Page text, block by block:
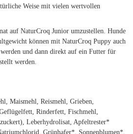
Weise mit vielen wertvollen
auf NaturCroq Junior umzustellen. Hunde
können mit NaturCroq Puppy auch
und dann direkt auf ein Futter für
werden.
Maismehl, Reismehl, Grieben,
Rinderfett, Fischmehl,
Leberhydrolisat, Apfeltrester*
Grünhafer*, Sonnenblumen*,